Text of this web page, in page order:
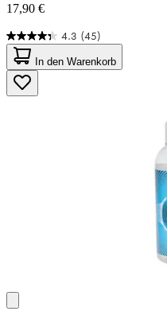
17,90 €
4.3 (45)
4.3
von
5
Sternen.
45
In den Warenkorb